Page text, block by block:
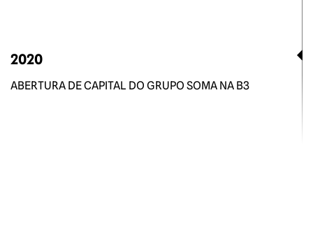
2020
ABERTURA DE CAPITAL DO GRUPO SOMA NA B3